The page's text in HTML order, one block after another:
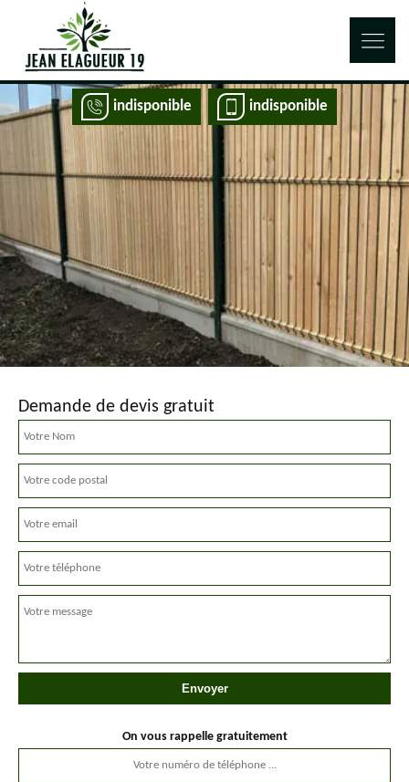
indisponible indisponible
Demande de devis gratuit
On vous rappelle gratuitement